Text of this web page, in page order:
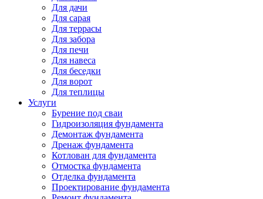
Для дачи
Для сарая
Для террасы
Для забора
Для печи
Для навеса
Для беседки
Для ворот
Для теплицы
Услуги
Бурение под сваи
Гидроизоляция фундамента
Демонтаж фундамента
Дренаж фундамента
Котлован для фундамента
Отмостка фундамента
Отделка фундамента
Проектирование фундамента